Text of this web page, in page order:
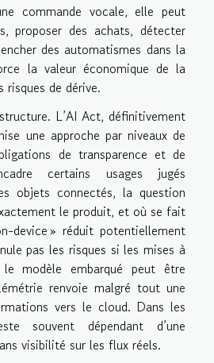
commande vocale, elle peut
proposer des achats, détecter
des automatismes dans la
la valeur économique de la
de dérive.
L’AI Act, définitivement
une approche par niveaux de
de transparence et de
certains usages jugés
objets connectés, la question
le produit, et où se fait
device » réduit potentiellement
pas les risques si les mises à
modèle embarqué peut être
renvoie malgré tout une
vers le cloud. Dans les
souvent dépendant d’une
visibilité sur les flux réels.